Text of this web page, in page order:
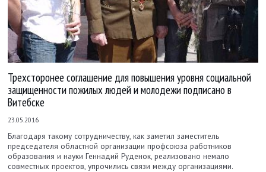
Трехсторонее соглашение для повышения уровня социальной
защищенности пожилых людей и молодежи подписано в
Витебске
23.05.2016
Благодаря такому сотрудничеству, как заметил заместитель
председателя областной организации профсоюза работников
образования и науки Геннадий Руденок, реализовано немало
совместных проектов, упрочились связи между организациями.